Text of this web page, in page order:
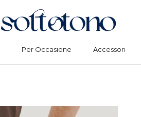
Per Occasione
Accessori